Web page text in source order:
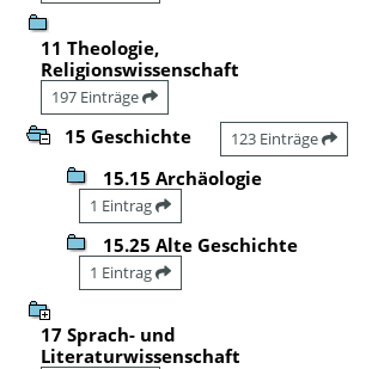
11 Theologie,
Religionswissenschaft
197 Einträge
15 Geschichte 123 Einträge
15.15 Archäologie
1 Eintrag
15.25 Alte Geschichte
1 Eintrag
17 Sprach- und
Literaturwissenschaft